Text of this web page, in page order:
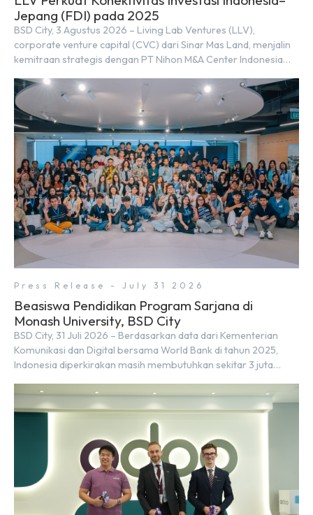
Jepang (FDI) pada 2025
BSD City, 3 Agustus 2026 – Living Lab Ventures (LLV),
corporate venture capital (CVC) dari Sinar Mas Land, menjalin
kemitraan strategis dengan PT Nihon M&A Center Indonesia
tersebut ditandai dengan penandatanganan Memorandum of
Understanding (MoU) oleh Bayu Seto (Partner at Living Lab
Ventures) dan Kosuke Kawata […]
Press Release - July 31 2026
Beasiswa Pendidikan Program Sarjana di
Monash University, BSD City
BSD City, 31 Juli 2026 – Berdasarkan data dari Kementerian
Komunikasi dan Digital bersama World Bank di tahun 2025,
Indonesia diperkirakan masih membutuhkan sekitar 3 juta
tenaga digital baru setiap tahunnya untuk mendukung
percepatan transformasi digital di berbagai sektor strategis.
Kebutuhan tersebut menjadikan pengembangan sumber daya